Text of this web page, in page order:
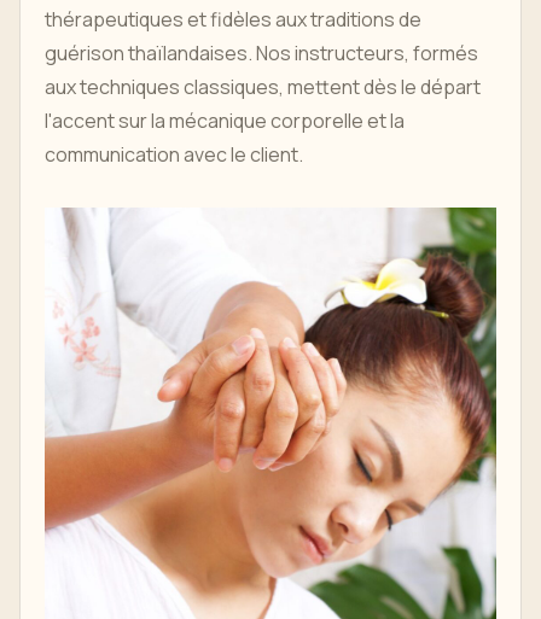
thérapeutiques et fidèles aux traditions de
guérison thaïlandaises. Nos instructeurs, formés
aux techniques classiques, mettent dès le départ
l'accent sur la mécanique corporelle et la
communication avec le client.